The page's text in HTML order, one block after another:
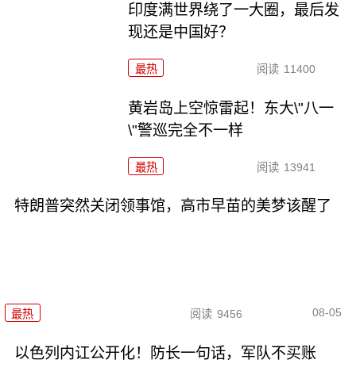
印度满世界绕了一大圈，最后发
现还是中国好？
最热 阅读 11400
黄岩岛上空惊雷起！东大\"八一
\"警巡完全不一样
最热 阅读 13941
特朗普突然关闭领事馆，高市早苗的美梦该醒了
最热 阅读 9456 08-05
以色列内讧公开化！防长一句话，军队不买账